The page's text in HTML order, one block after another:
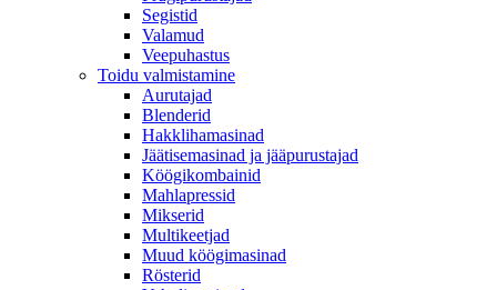
Segistid
Valamud
Veepuhastus
Toidu valmistamine
Aurutajad
Blenderid
Hakklihamasinad
Jäätisemasinad ja jääpurustajad
Köögikombainid
Mahlapressid
Mikserid
Multikeetjad
Muud köögimasinad
Rösterid